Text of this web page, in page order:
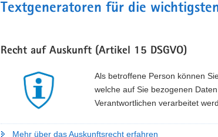
Textgeneratoren für die
Recht auf Auskunft (Artikel 15 DSGVO)
Als betroffene Person können
welche auf Sie bezogenen
Verantwortlichen verarbeitet
Mehr über das Auskunftsrecht erfahren